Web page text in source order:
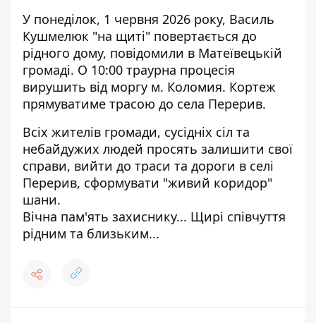
У понеділок, 1 червня 2026 року, Василь
Кушмелюк "на щиті" повертається до
рідного дому, повідомили в Матеївецькій
громаді. О 10:00 траурна процесія
вирушить від моргу м. Коломия. Кортеж
прямуватиме трасою до села Перерив.
Всіх жителів громади, сусідніх сіл та
небайдужих людей просять залишити свої
справи, вийти до траси та дороги в селі
Перерив, сформувати "живий коридор"
шани.
Вічна пам'ять захиснику... Щирі співчуття
рідним та близьким...